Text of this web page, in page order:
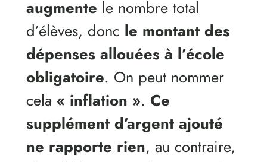
augmente le nombre total
d’élèves, donc le montant des
dépenses allouées à l’école
obligatoire. On peut nommer
cela « inflation ». Ce
supplément d’argent ajouté
ne rapporte rien, au contraire,